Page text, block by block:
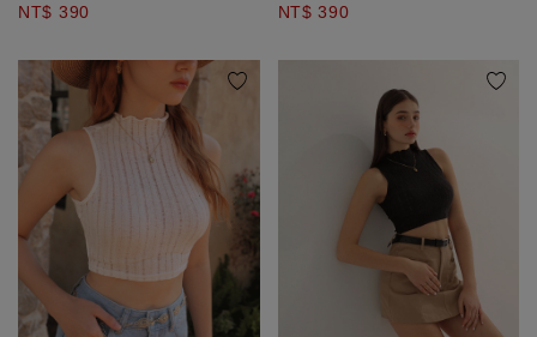
NT$ 390 NT$ 390